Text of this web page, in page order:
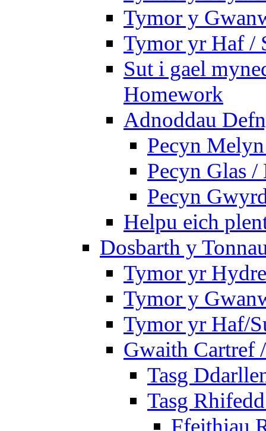
Tymor y
Tymor yr Haf /
Sut i gael
Homework
Adnoddau
Pecyn
Pecyn Glas /
Pecyn
Helpu eich
Dosbarth y
Tymor yr
Tymor y
Tymor yr Haf/
Gwaith Cartref
Tasg
Tasg
Ffeithiau